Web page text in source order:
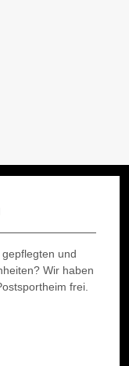
und
Wir haben
frei.